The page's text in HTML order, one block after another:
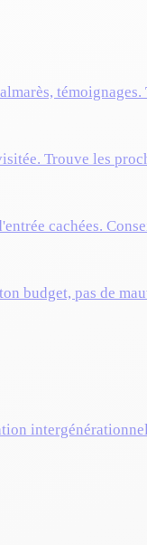
Trouve les
cachées.
budget, pas de